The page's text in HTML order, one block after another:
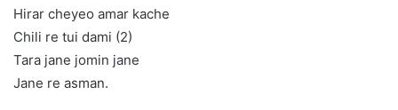
Hirar cheyeo amar kache
Chili re tui dami (2)
Tara jane jomin jane
Jane re asman.